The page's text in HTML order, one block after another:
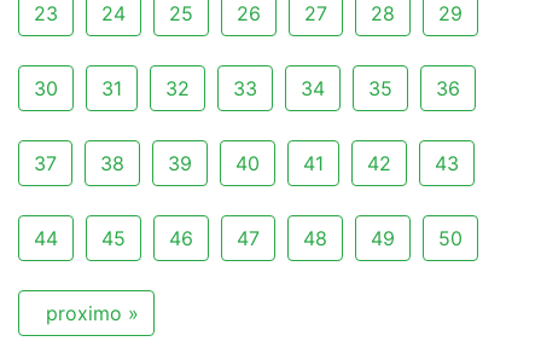
23 24 25 26 27 28 29
30 31 32 33 34 35 36
37 38 39 40 41 42 43
44 45 46 47 48 49 50
proximo »